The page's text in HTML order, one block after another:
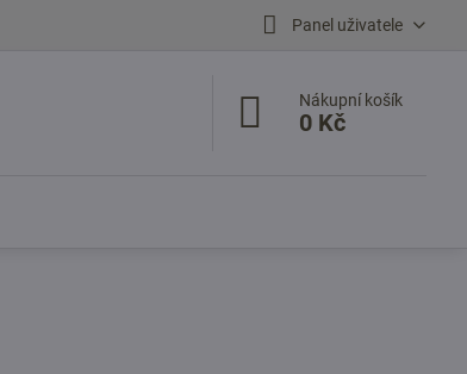
Panel uživatele
Nákupní košík
0 Kč